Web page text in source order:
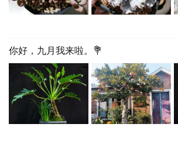
你好，九月我来啦。💐